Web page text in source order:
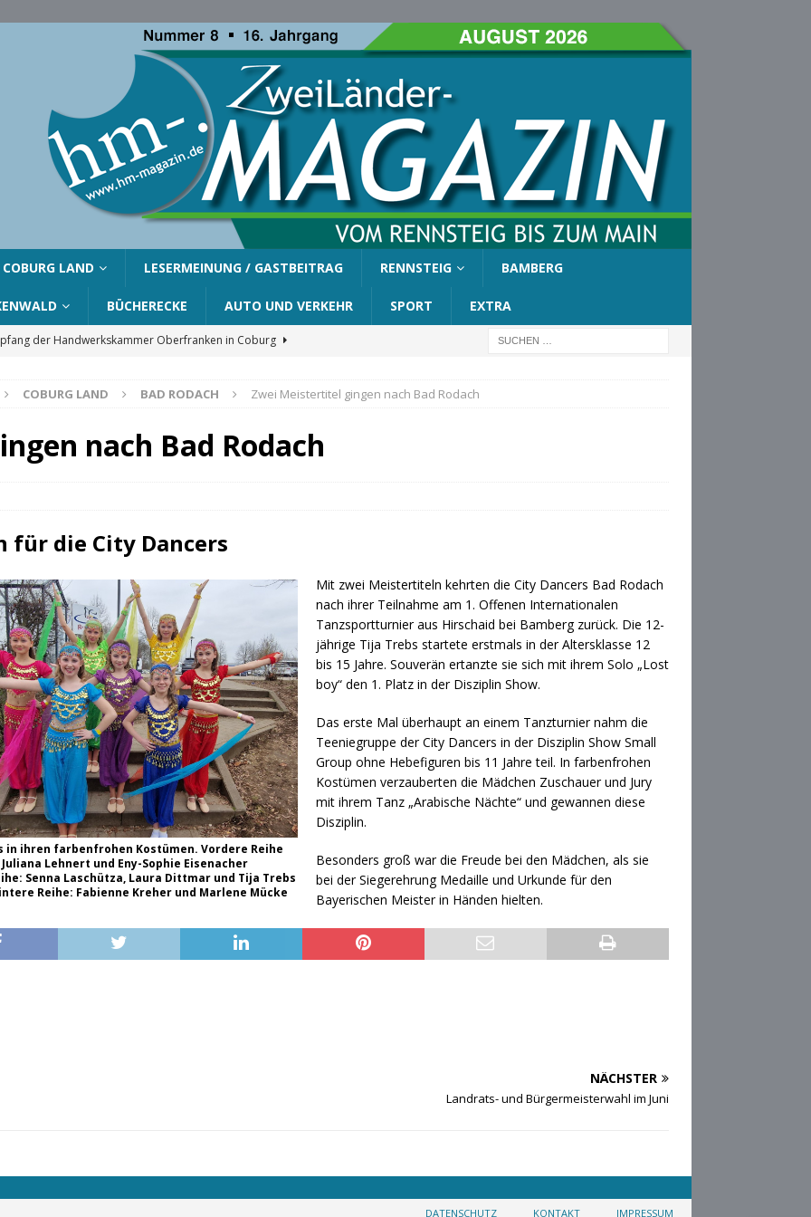
COBURG LAND LESERMEINUNG / GASTBEITRAG RENNSTEIG BAMBERG
BÜCHERECKE AUTO UND VERKEHR SPORT EXTRA
der Handwerkskammer Oberfranken in Coburg
Gemeinde Ahorn für Silvia Finzel
AHORN
auf der Waldbühne Heldritt
BAD RODACH
W. Heike, Neustadt, seit 100 Tagen im Amt
COBURG LAND BAD RODACH Zwei Meistertitel gingen nach Bad Rodach
nach Bad Rodach
für die City Dancers
in ihren farbenfrohen Kostümen. Vordere Reihe
Lehnert und Eny-Sophie Eisenacher
Senna Laschütza, Laura Dittmar und Tija Trebs
Reihe: Fabienne Kreher und Marlene Mücke
Mit zwei Meistertiteln kehrten die City Dancers Bad Rodach
nach ihrer Teilnahme am 1. Offenen Internationalen
Tanzsportturnier aus Hirschaid bei Bamberg zurück. Die 12-
jährige Tija Trebs startete erstmals in der Altersklasse 12
bis 15 Jahre. Souverän ertanzte sie sich mit ihrem Solo „Lost
boy“ den 1. Platz in der Disziplin Show.
Das erste Mal überhaupt an einem Tanzturnier nahm die
Teeniegruppe der City Dancers in der Disziplin Show Small
Group ohne Hebefiguren bis 11 Jahre teil. In farbenfrohen
Kostümen verzauberten die Mädchen Zuschauer und Jury
mit ihrem Tanz „Arabische Nächte“ und gewannen diese
Disziplin.
Besonders groß war die Freude bei den Mädchen, als sie
bei der Siegerehrung Medaille und Urkunde für den
Bayerischen Meister in Händen hielten.
NÄCHSTER
Landrats- und Bürgermeisterwahl im Juni
DATENSCHUTZ KONTAKT IMPRESSUM